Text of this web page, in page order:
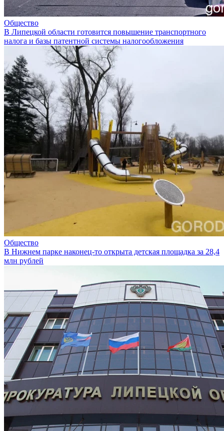
Общество
В Липецкой области готовится повышение транспортного
налога и базы патентной системы налогообложения
Общество
В Нижнем парке наконец-то открыта детская площадка за 28,4
млн рублей